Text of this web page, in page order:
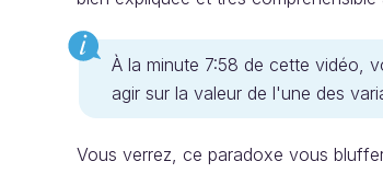
À la minute 7:58 de cette vidéo,
agir sur la valeur de l'une des
Vous verrez, ce paradoxe vous